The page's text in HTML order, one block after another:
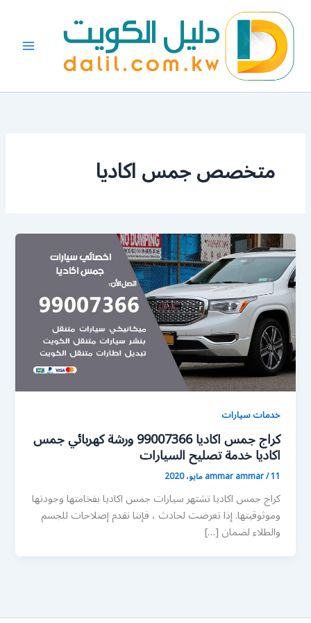
المحتوى
متخصص جمس اكاديا
خدمات سيارات
كراج جمس اكاديا 99007366 ورشة كهربائي جمس
اكاديا خدمة تصليح السيارات
ammar ammar/11 مايو، 2020
كراج جمس اكاديا تشتهر سيارات جمس اكاديا بفخامتها وجودتها
وموثوقيتها. إذا تعرضت لحادث ، فإننا نقدم إصلاحات للجسم
والطلاء لضمان […]